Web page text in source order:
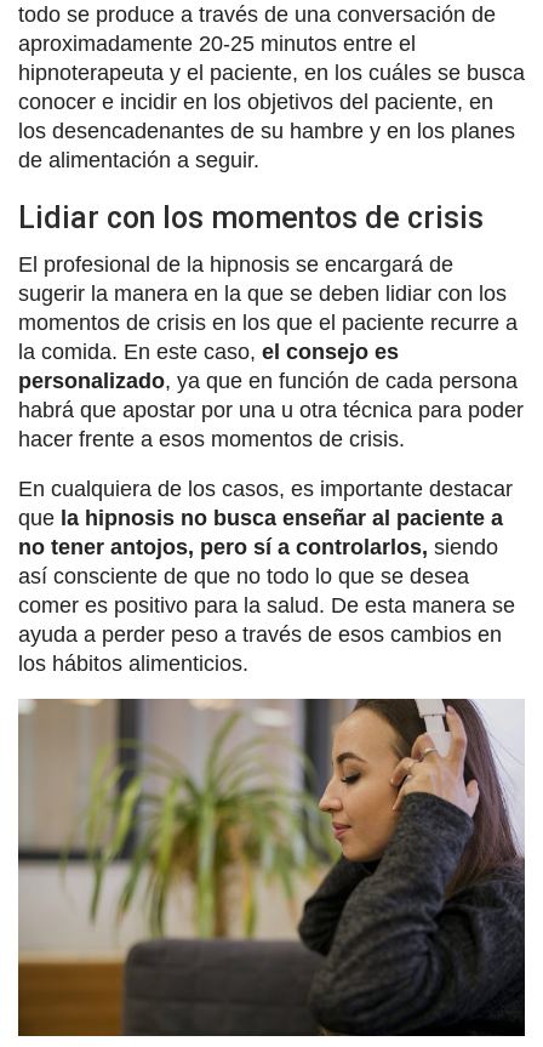
todo se produce a través de una conversación de
aproximadamente 20-25 minutos entre el
hipnoterapeuta y el paciente, en los cuáles se busca
conocer e incidir en los objetivos del paciente, en
los desencadenantes de su hambre y en los planes
de alimentación a seguir.
Lidiar con los momentos de crisis
El profesional de la hipnosis se encargará de
sugerir la manera en la que se deben lidiar con los
momentos de crisis en los que el paciente recurre a
la comida. En este caso, el consejo es
personalizado, ya que en función de cada persona
habrá que apostar por una u otra técnica para poder
hacer frente a esos momentos de crisis.
En cualquiera de los casos, es importante destacar
que la hipnosis no busca enseñar al paciente a
no tener antojos, pero sí a controlarlos, siendo
así consciente de que no todo lo que se desea
comer es positivo para la salud. De esta manera se
ayuda a perder peso a través de esos cambios en
los hábitos alimenticios.